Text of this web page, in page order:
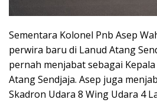
Sementara Kolonel Pnb Asep
perwira baru di Lanud Atang
pernah menjabat sebagai
Atang Sendjaja. Asep juga
Skadron Udara 8 Wing Udara 4